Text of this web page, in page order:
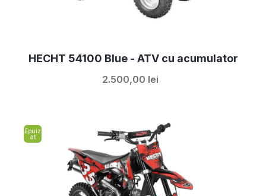
HECHT 54100 Blue - ATV cu acumulator
2.500,00 lei
Epuiz
at